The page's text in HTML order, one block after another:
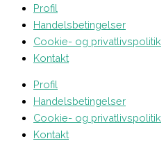
Profil
Handelsbetingelser
Cookie- og privatlivspolitik
Kontakt
Profil
Handelsbetingelser
Cookie- og privatlivspolitik
Kontakt